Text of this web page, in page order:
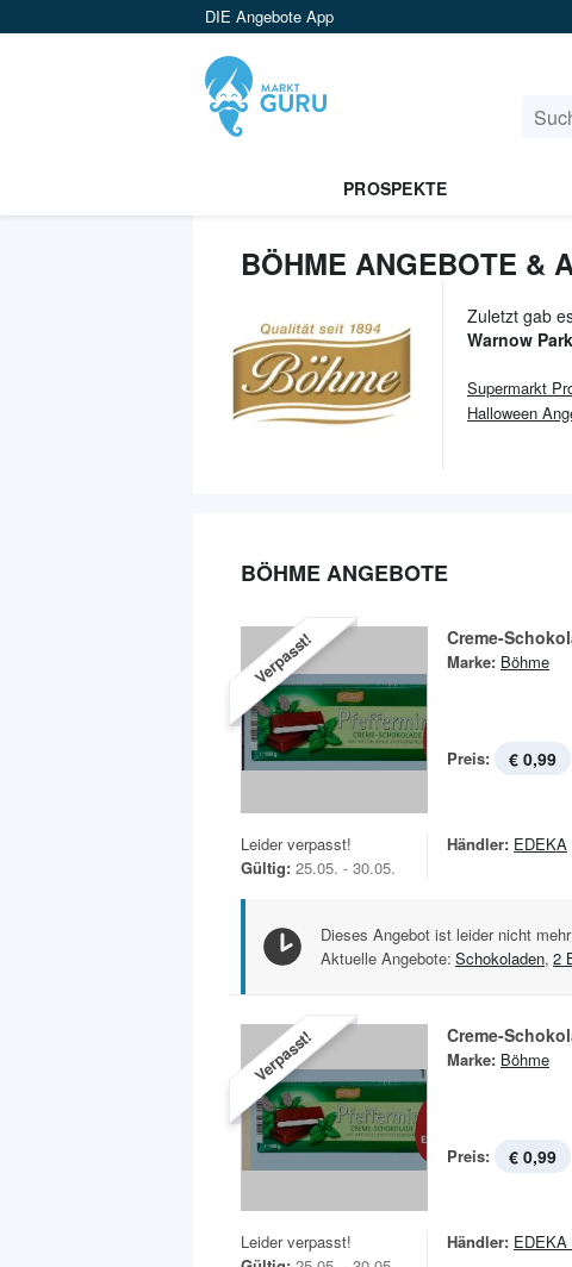
DIE Angebote App
PROSPEKTE
BÖHME ANGEBOTE &
Zuletzt gab
Warnow Park
Supermarkt
Halloween
BÖHME ANGEBOTE
Verpasst! Creme-
Marke: Böhme
Preis: € 0,99
Leider verpasst!
Gültig: 25.05. - 30.05.
Händler: EDEKA
Dieses Angebot ist leider nicht
Aktuelle Angebote: Schokoladen, 2
Verpasst! Creme-
Marke: Böhme
Preis: € 0,99
Leider verpasst!
Händler: EDEKA